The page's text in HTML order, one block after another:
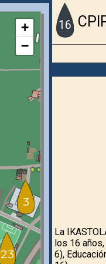
23
3
+
−
16
La
los 16
6),